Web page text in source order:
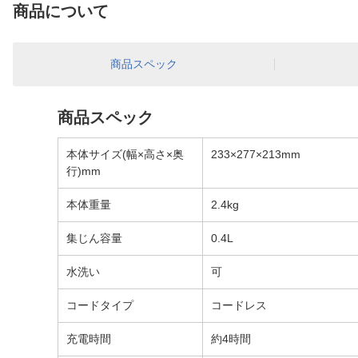
商品について
商品スペック
商品スペック
本体サイズ(幅×高さ×奥
行)mm
233×277×213mm
本体重量 2.4kg
集じん容量 0.4L
水洗い 可
コードタイプ コードレス
充電時間 約4時間